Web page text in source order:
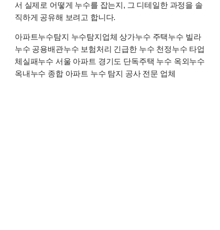
서 실제로 어떻게 누수를 잡는지, 그 디테일한 과정을 솔
직하게 공유해 보려고 합니다.
아파트누수탐지 누수탐지업체 상가누수 주택누수 빌라
누수 공용배관누수 보험처리 긴급한 누수 천정누수 타업
체실패누수 서울 아파트 경기도 단독주택 누수 옥외누수
옥내누수 종합 아파트 누수 탐지 공사 전문 업체